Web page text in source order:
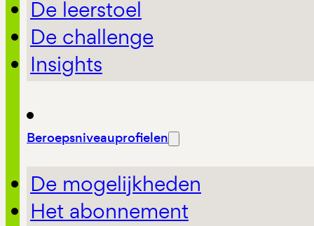
De leerstoel
De challenge
Insights
Beroepsniveauprofielen
De mogelijkheden
Het abonnement